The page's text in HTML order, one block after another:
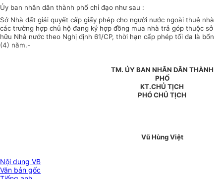
Ủy ban nhân dân thành phố chỉ đạo như sau :
Sở Nhà đất giải quyết cấp giấy phép cho người nước ngoài thuê nhà
các trường hợp chủ hộ đang ký hợp đồng mua nhà trả góp thuộc sở
hữu Nhà nước theo Nghị định 61/CP, thời hạn cấp phép tối đa là bốn
(4) năm.-
TM. ỦY BAN NHÂN DÂN THÀNH
PHỐ
KT.CHỦ TỊCH
PHÓ CHỦ TỊCH
Vũ Hùng Việt
Nội dung VB
Văn bản gốc